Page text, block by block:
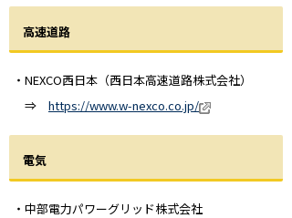
高速道路
・NEXCO西日本（西日本高速道路株式会社）
⇒ https://www.w-nexco.co.jp/
電気
・中部電力パワーグリッド株式会社